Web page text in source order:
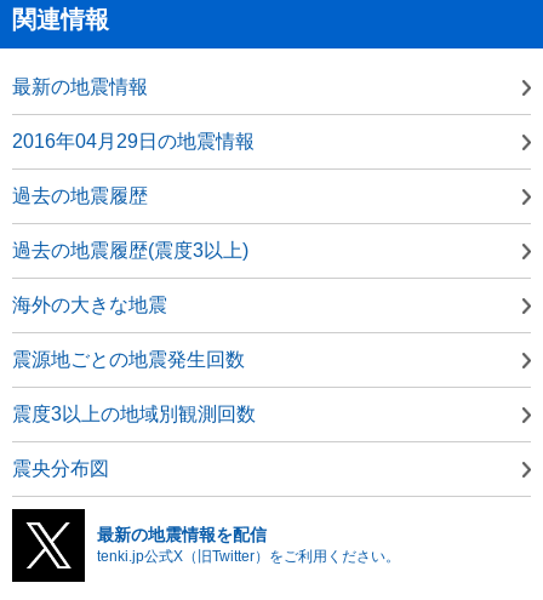
関連情報
最新の地震情報
2016年04月29日の地震情報
過去の地震履歴
過去の地震履歴(震度3以上)
海外の大きな地震
震源地ごとの地震発生回数
震度3以上の地域別観測回数
震央分布図
最新の地震情報を配信
tenki.jp公式X（旧Twitter）をご利用ください。